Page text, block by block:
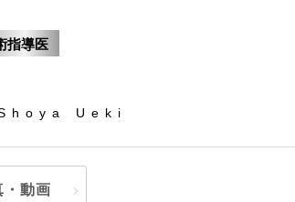
指導医
Ueki
・動画